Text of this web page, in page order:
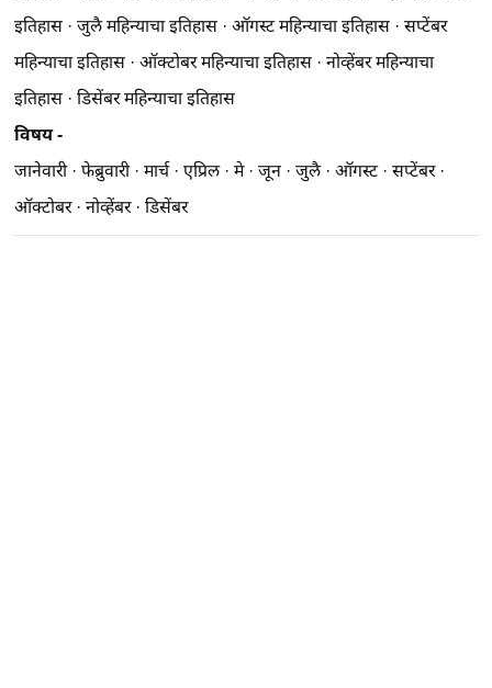
इतिहास ·जुलै महिन्याचा इतिहास ·ऑगस्ट महिन्याचा इतिहास ·सप्टेंबर
महिन्याचा इतिहास ·ऑक्टोबर महिन्याचा इतिहास ·नोव्हेंबर महिन्याचा
इतिहास ·डिसेंबर महिन्याचा इतिहास
विषय -
जानेवारी·फेब्रुवारी·मार्च·एप्रिल·मे·जून ·जुलै·ऑगस्ट·सप्टेंबर·
ऑक्टोबर·नोव्हेंबर·डिसेंबर